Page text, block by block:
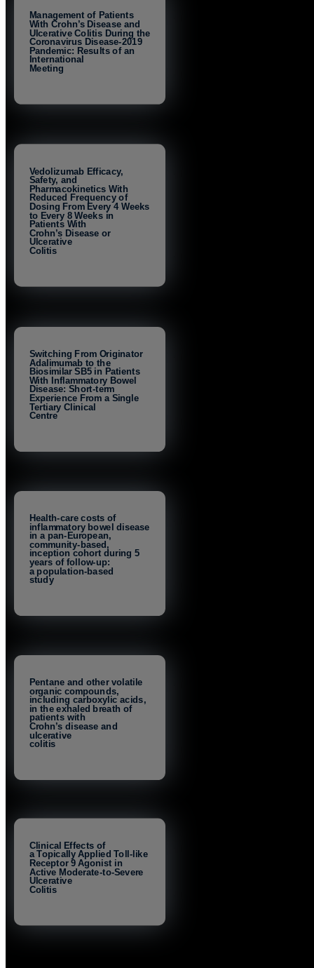
Management of Patients
With Crohn’s Disease and
Ulcerative Colitis During the
Coronavirus Disease-2019
Pandemic: Results of an
International
Meeting
Vedolizumab Efficacy,
Safety, and
Pharmacokinetics With
Reduced Frequency of
Dosing From Every 4 Weeks
to Every 8 Weeks in
Patients With
Crohn’s Disease or
Ulcerative
Colitis
Switching From Originator
Adalimumab to the
Biosimilar SB5 in Patients
With Inflammatory Bowel
Disease: Short-term
Experience From a Single
Tertiary Clinical
Centre
Health-care costs of
inflammatory bowel disease
in a pan-European,
community-based,
inception cohort during 5
years of follow-up:
a population-based
study
Pentane and other volatile
organic compounds,
including carboxylic acids,
in the exhaled breath of
patients with
Crohn’s disease and
ulcerative
colitis
Clinical Effects of
a Topically Applied Toll-like
Receptor 9 Agonist in
Active Moderate-to-Severe
Ulcerative
Colitis